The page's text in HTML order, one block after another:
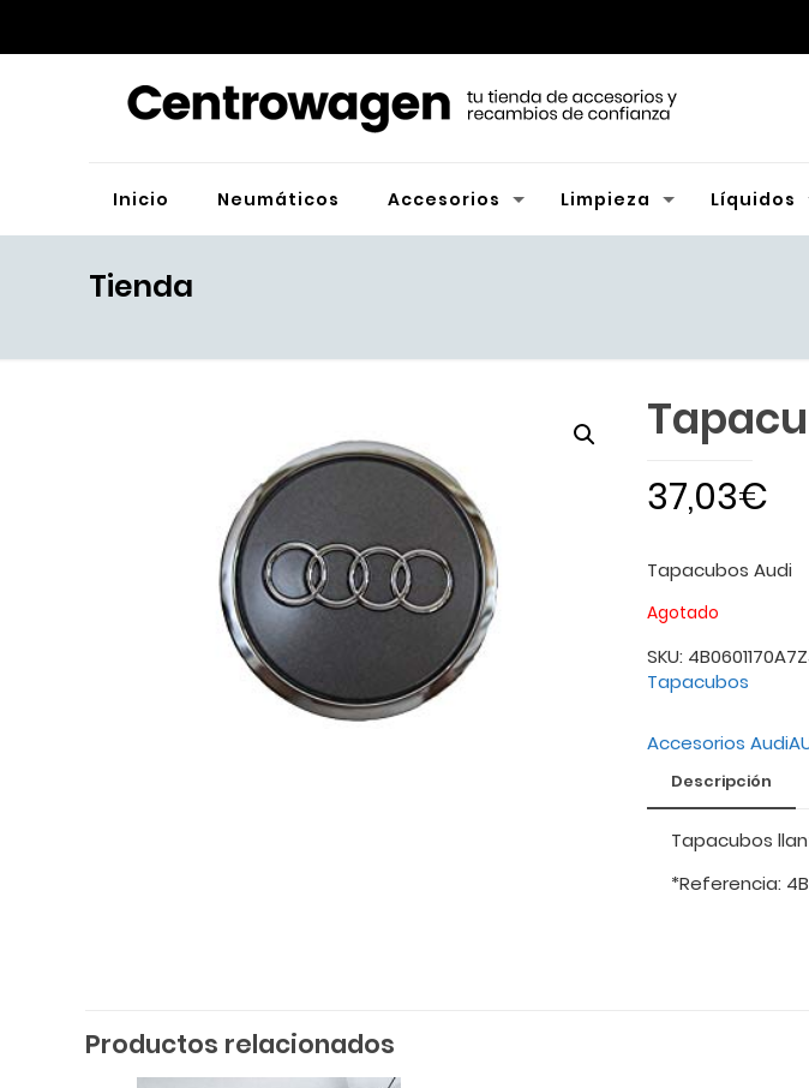
Inicio Neumáticos Accesorios Limpieza Líquidos
Tienda
37,03€
Tapacubos Audi
Agotado
SKU:
Tapacubos
Accesorios Audi
Descripción
Tapacubos
*Referencia:
Productos relacionados